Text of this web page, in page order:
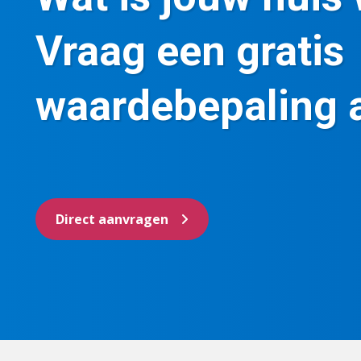
Vraag een gratis
waardebepaling
Direct aanvragen